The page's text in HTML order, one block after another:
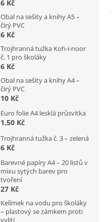
6 Kč
Obal na sešity a knihy A5 –
čirý PVC
6 Kč
Trojhranná tužka Koh-i-noor
č. 1 pro školáky
6 Kč
Obal na sešity a knihy A4 –
čirý PVC
10 Kč
Euro folie A4 lesklá průsvitka
1,50 Kč
Trojhranná tužka č. 3 – zelená
6 Kč
Barevné papíry A4 – 20 listů v
mixu sytých barev pro
tvoření
27 Kč
Kelímek na vodu pro školáky
– plastový se zámkem proti
vylití